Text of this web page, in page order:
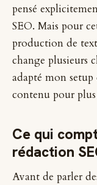
pensé
SEO. Mais pour
production de
change plusieurs
adapté mon
contenu pour plus
Ce qui
rédaction
Avant de parler